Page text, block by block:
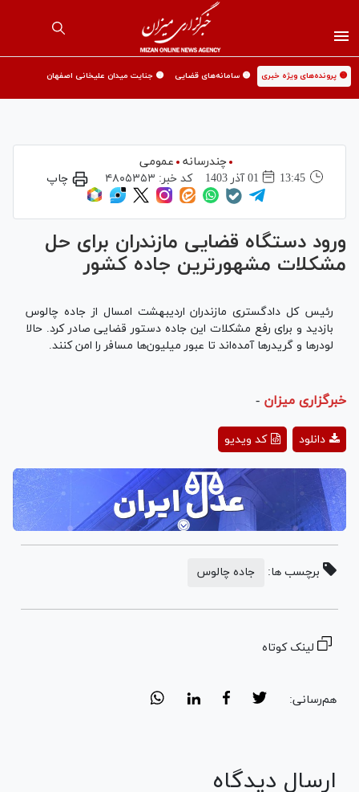
🟡 پرونده‌های ویژه خبری 🟡 سامانه‌های قضایی 🟡 جنایت میدان علیخانی اصفهان
چندرسانه
عمومی
13:45
01 آذر 1403 کد خبر: ۴۸۰۵۳۵۳ چاپ
ورود دستگاه قضایی مازندران برای حل
مشکلات مشهورترین جاده کشور
رئیس کل دادگستری مازندران اردیبهشت امسال از جاده چالوس
بازدید و برای رفع مشکلات این جاده دستور قضایی صادر کرد. حالا
لودر‌ها و گریدر‌ها آمده‌اند تا عبور میلیون‌ها مسافر را امن کنند.
خبرگزاری میزان -
Play
Video
کد ویدیو دانلود
برچسب ها: جاده چالوس
لینک کوتاه
هم‌رسانی:
ارسال دیدگاه